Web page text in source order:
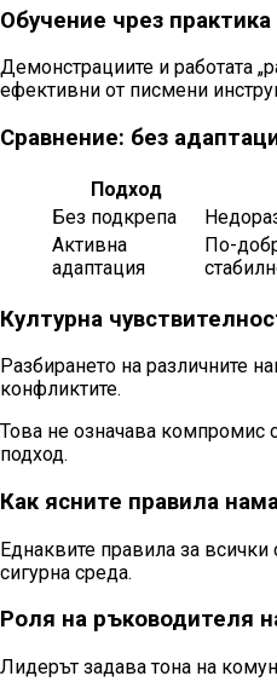
Обучение чрез практика
Демонстрациите и работата
ефективни от писмени
Сравнение: без
Подход
Без подкрепа
Активна
адаптация
По-
Културна
Разбирането на различните
конфликтите.
Това не означава компромис
подход.
Как ясните правила
Еднаквите правила за
сигурна среда.
Роля на ръководителя
Лидерът задава тона на